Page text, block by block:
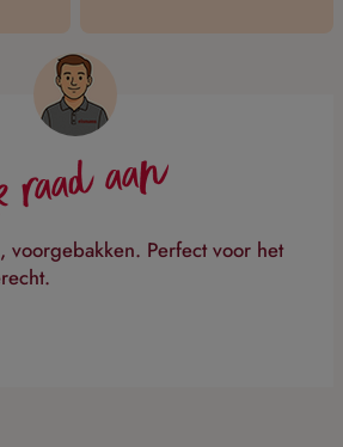
raad aan
voorgebakken. Perfect voor het